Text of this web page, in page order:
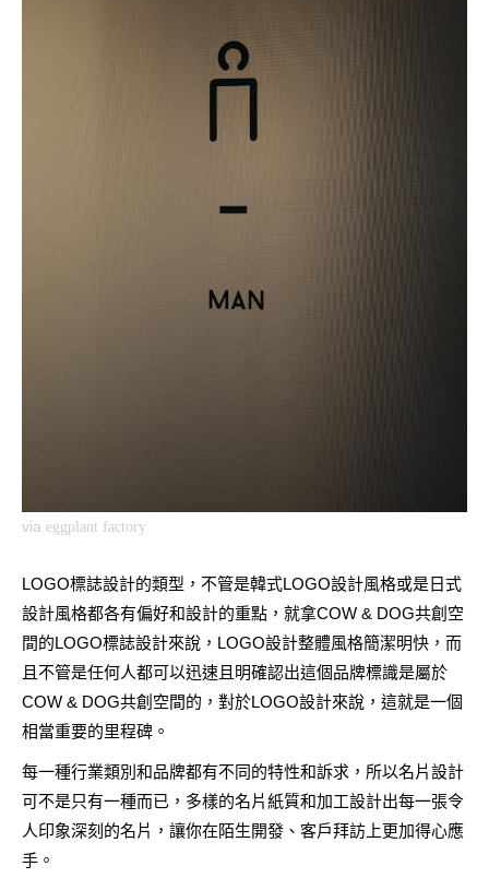
via eggplant factory
LOGO標誌設計的類型，不管是韓式LOGO設計風格或是日式
設計風格都各有偏好和設計的重點，就拿COW & DOG共創空
間的LOGO標誌設計來說，LOGO設計整體風格簡潔明快，而
且不管是任何人都可以迅速且明確認出這個品牌標識是屬於
COW & DOG共創空間的，對於LOGO設計來說，這就是一個
相當重要的里程碑。
每一種行業類別和品牌都有不同的特性和訴求，所以名片設計
可不是只有一種而已，多樣的名片紙質和加工設計出每一張令
人印象深刻的名片，讓你在陌生開發、客戶拜訪上更加得心應
手。